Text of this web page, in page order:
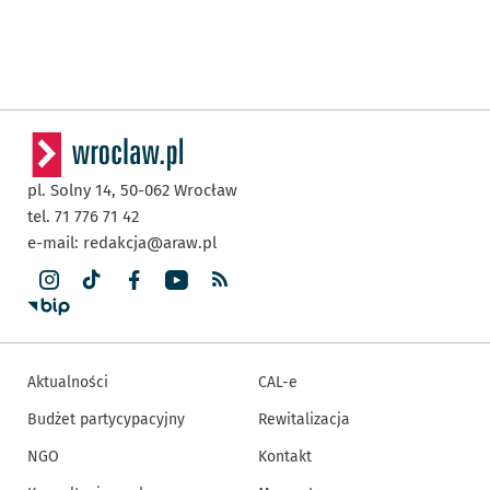
pl. Solny 14, 50-062 Wrocław
tel. 71 776 71 42
e-mail: redakcja@araw.pl
Aktualności
Budżet partycypacyjny
NGO
CAL-e
Rewitalizacja
Kontakt